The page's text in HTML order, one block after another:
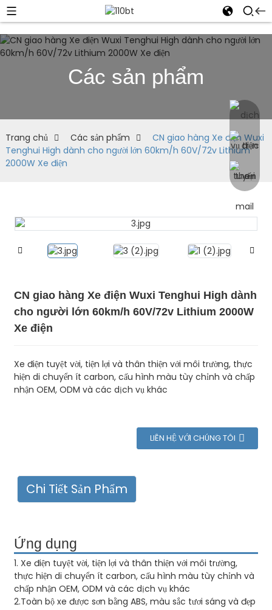
Các sản phẩm
Trang chủ Các sản phẩm
CN giao hàng Xe điện Wuxi
Tenghui High dành cho người lớn 60km/h 60V/72v Lithium
2000W Xe điện
CN giao hàng Xe điện Wuxi Tenghui High dành
cho người lớn 60km/h 60V/72v Lithium 2000W
Xe điện
Xe điện tuyệt vời, tiện lợi và thân thiện với môi trường, thực
hiện di chuyển ít carbon, cấu hình màu tùy chỉnh và chấp
nhận OEM, ODM và các dịch vụ khác
LIÊN HỆ VỚI CHÚNG TÔI
Chi Tiết Sản Phẩm
Ứng dụng
1. Xe điện tuyệt vời, tiện lợi và thân thiện với môi trường,
thực hiện di chuyển ít carbon, cấu hình màu tùy chỉnh và
chấp nhận OEM, ODM và các dịch vụ khác
2.Toàn bộ xe được sơn bằng ABS, màu sắc tươi sáng và đẹp